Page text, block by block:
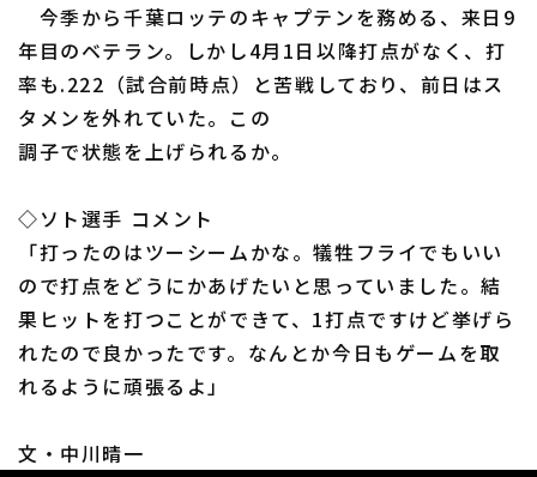
運営会社（別ウィンドウで開く） よくある質問
アルバイト募集 （別ウィンドウで開く
今季から千葉ロッテのキャプテンを務める、来日9
年目のベテラン。しかし4月1日以降打点がなく、打
率も.222（試合前時点）と苦戦しており、前日はス
タメンを外れていた。この
調子で状態を上げられるか。
◇ソト選手 コメント
「打ったのはツーシームかな。犠牲フライでもいい
ので打点をどうにかあげたいと思っていました。結
果ヒットを打つことができて、1打点ですけど挙げら
れたので良かったです。なんとか今日もゲームを取
れるように頑張るよ」
文・中川晴一